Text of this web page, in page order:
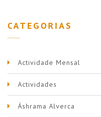
CATEGORIAS
Actividade Mensal
Actividades
Áshrama Alverca